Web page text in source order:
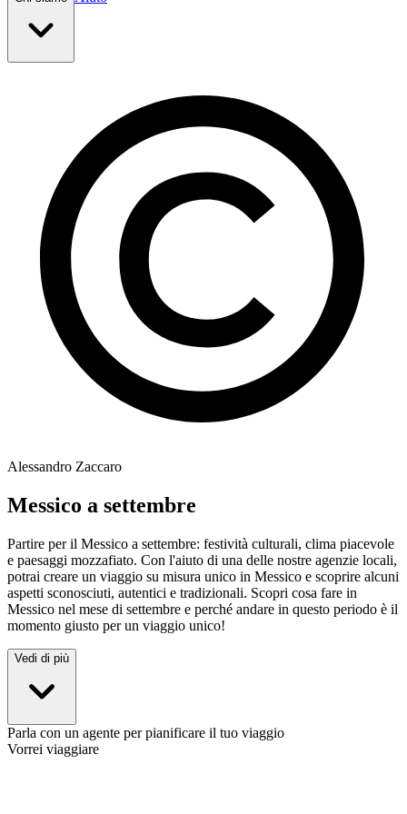
Alessandro Zaccaro
Messico a settembre
Partire per il Messico a settembre: festività culturali, clima piacevole
e paesaggi mozzafiato. Con l'aiuto di una delle nostre agenzie locali,
potrai creare un viaggio su misura unico in Messico e scoprire alcuni
aspetti sconosciuti, autentici e tradizionali. Scopri cosa fare in
Messico nel mese di settembre e perché andare in questo periodo è il
momento giusto per un viaggio unico!
Vedi di più
Parla con un agente per pianificare il tuo viaggio
Vorrei viaggiare